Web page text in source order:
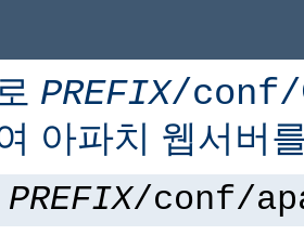
PREFIX/conf/
아파치 웹서버
PREFIX/conf/